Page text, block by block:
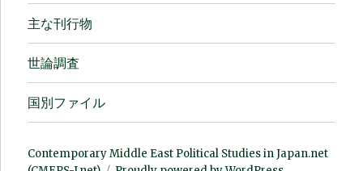
主な刊行物
世論調査
国別ファイル
Contemporary Middle East Political Studies in Japan.net